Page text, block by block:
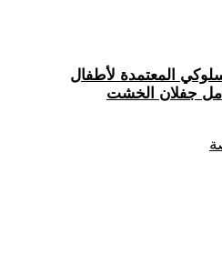
المعتمدة لأطفال
جفلان الخشت